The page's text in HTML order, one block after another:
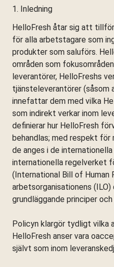
1. Inledning
HelloFresh åtar sig att
för alla arbetstagare som
produkter som saluförs.
områden som
leverantörer, HelloFreshs
tjänsteleverantörer (såsom
innefattar dem med vilka
som indirekt verkar inom
definierar hur HelloFresh
behandlas; med respekt
de anges i de
internationella regelverket
(International Bill of Human
arbetsorganisationens
grundläggande principer
Policyn klargör tydligt vilka
HelloFresh anser vara
självt som inom